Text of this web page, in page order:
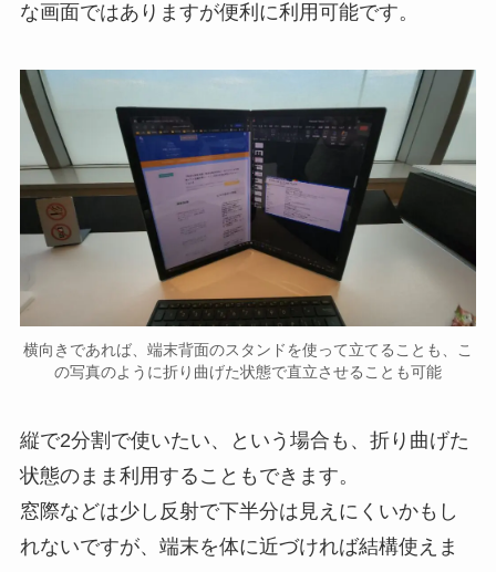
な画面ではありますが便利に利用可能です。
横向きであれば、端末背面のスタンドを使って立てることも、こ
の写真のように折り曲げた状態で直立させることも可能
縦で2分割で使いたい、という場合も、折り曲げた
状態のまま利用することもできます。
窓際などは少し反射で下半分は見えにくいかもし
れないですが、端末を体に近づければ結構使えま